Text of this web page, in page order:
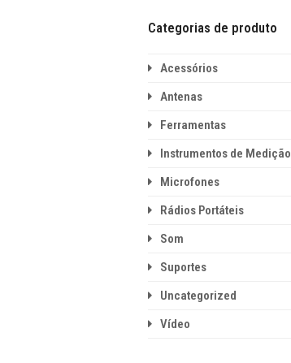
Categorias de produto
Acessórios
Antenas
Ferramentas
Instrumentos de Medição
Microfones
Rádios Portáteis
Som
Suportes
Uncategorized
Vídeo